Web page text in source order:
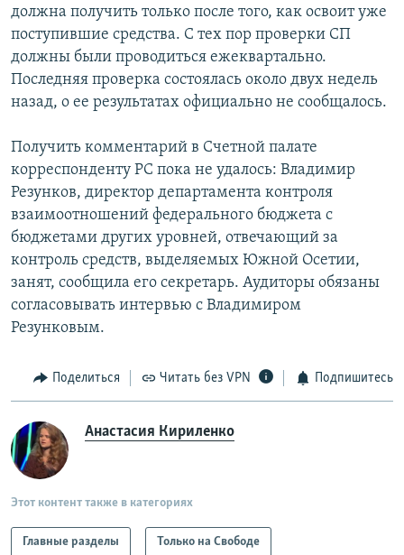
должна получить только после того, как освоит уже
поступившие средства. С тех пор проверки СП
должны были проводиться ежеквартально.
Последняя проверка состоялась около двух недель
назад, о ее результатах официально не сообщалось.
Получить комментарий в Счетной палате
корреспонденту РС пока не удалось: Владимир
Резунков, директор департамента контроля
взаимоотношений федерального бюджета с
бюджетами других уровней, отвечающий за
контроль средств, выделяемых Южной Осетии,
занят, сообщила его секретарь. Аудиторы обязаны
согласовывать интервью с Владимиром
Резунковым.
Поделиться Читать без VPN Подпишитесь
Анастасия Кириленко
Этот контент также в категориях
Главные разделы Только на Свободе